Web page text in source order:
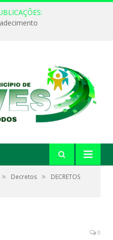
» Decretos »
DECRETOS
0